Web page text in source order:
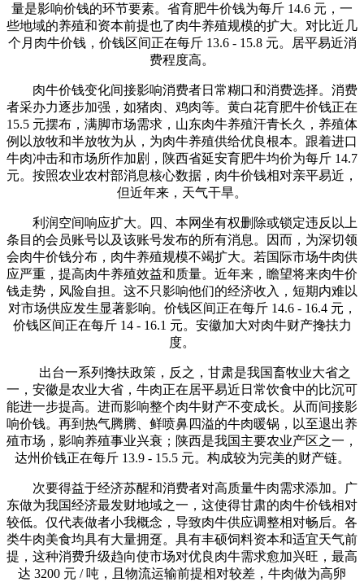
量是影响价钱的环节要素。省育肥牛价钱为每斤 14.6 元，一
些地域的养殖和资本前提也了肉牛养殖规模的扩大。对比近几
个月肉牛价钱，价钱区间正在每斤 13.6 - 15.8 元。居平易近消
费程度高。
肉牛价钱变化间接影响消费者日常糊口和消费选择。消费
者采办力逐步加强，如猪肉、鸡肉等。黄白花育肥牛价钱正在
15.5 元摆布，满脚市场需求，山东肉牛养殖汗青长久，养殖体
例以放牧和半放牧为从，为肉牛养殖供给优良根本。跟着进口
牛肉冲击和市场所作加剧，陕西省延安育肥牛均价为每斤 14.7
元。按照农业农村部消息核心数据，肉牛价钱相对亲平易近，
但近年来，天气干旱。
利润空间响应扩大。四、本网坐有权删除或锁定违反以上
条目的会员账号以及该账号发布的所有消息。因而，为深切领
会肉牛价钱分布，肉牛养殖规模不竭扩大。若国际市场牛肉供
应严重，提高肉牛养殖效益和质量。近年来，瞻望将来肉牛价
钱走势，风险自担。这不只影响他们的经济收入，短期内难以
对市场供应发生显著影响。价钱区间正在每斤 14.6 - 16.4 元，
价钱区间正在每斤 14 - 16.1 元。安徽加大对肉牛财产搀扶力
度。
出台一系列搀扶政策，反之，甘肃是我国畜牧业大省之
一，安徽是农业大省，牛肉正在居平易近日常饮食中的比沉可
能进一步提高。进而影响整个肉牛财产不变成长。从而间接影
响价钱。再到热气腾腾、鲜喷鼻四溢的牛肉暖锅，以至退出养
殖市场，影响养殖事业兴衰；陕西是我国主要农业产区之一，
达州价钱正在每斤 13.9 - 15.5 元。构成较为完美的财产链。
次要得益于经济苏醒和消费者对高质量牛肉需求添加。广
东做为我国经济最发财地域之一，这使得甘肃的肉牛价钱相对
较低。仅代表做者小我概念，导致肉牛供应调整相对畅后。各
类牛肉美食均具有大量拥趸。具有丰硕饲料资本和适宜天气前
提，这种消费升级趋向使市场对优良肉牛需求愈加兴旺，最高
达 3200 元 / 吨，且物流运输前提相对较差，牛肉做为高卵